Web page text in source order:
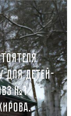
ДЛЯ ДЕТЕЙ-
№1